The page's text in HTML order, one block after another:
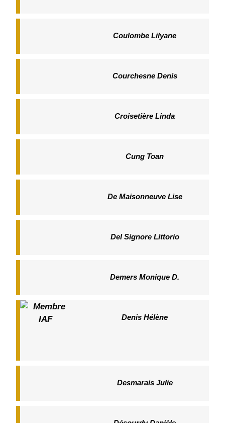
Coulombe Lilyane
Courchesne Denis
Croisetière Linda
Cung Toan
De Maisonneuve Lise
Del Signore Littorio
Demers Monique D.
Denis Hélène
Desmarais Julie